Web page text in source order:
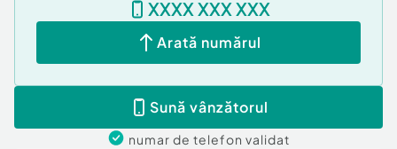
XXXX XXX XXX
Arată numărul
Sună vânzătorul
numar de telefon validat